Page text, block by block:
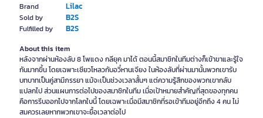
Brand Lilac
Sold by B2S
Fulfilled by B2S
About this item
หลังจากผ่านห้องลับ 8 โพแดง กลียุค มาได้ ตอนนี้สมาชิกในทีมต่างก็เข้าขาและรู้ใจ
กันมากขึ้น โดยเฉพาะเซียวโหลวกับอวี๋หานเจียง ในห้องลับที่ผ่านมานั้นพวกเขารับ
บทบาทเป็นคู่สามีภรรยา แม้จะเป็นช่วงเวลาสั้นๆ แต่ความรู้สึกของพวกเขากลับ
แปลกไป ส่วนแผนการต่อไปของสมาชิกในทีม เมื่อเป้าหมายสำคัญที่สุดของทุกคน
คือการรีบออกไปจากโลกใบนี้ โดยเฉพาะเมื่อมีสมาชิกที่รอเข้าทีมอยู่อีกถึง 4 คน ไม่
สมควรเลยหากพวกเขาจะยื้อเวลาต่อไป